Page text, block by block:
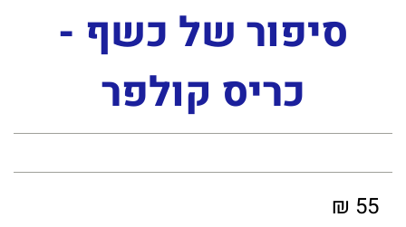
סיפור של כשף -
כריס קולפר
55 ₪